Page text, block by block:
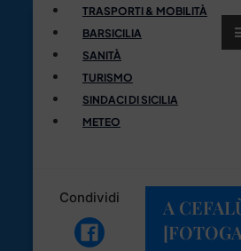
TRASPORTI & MOBILITÀ
BARSICILIA
SANITÀ
TURISMO
SINDACI DI SICILIA
METEO
Condividi
A